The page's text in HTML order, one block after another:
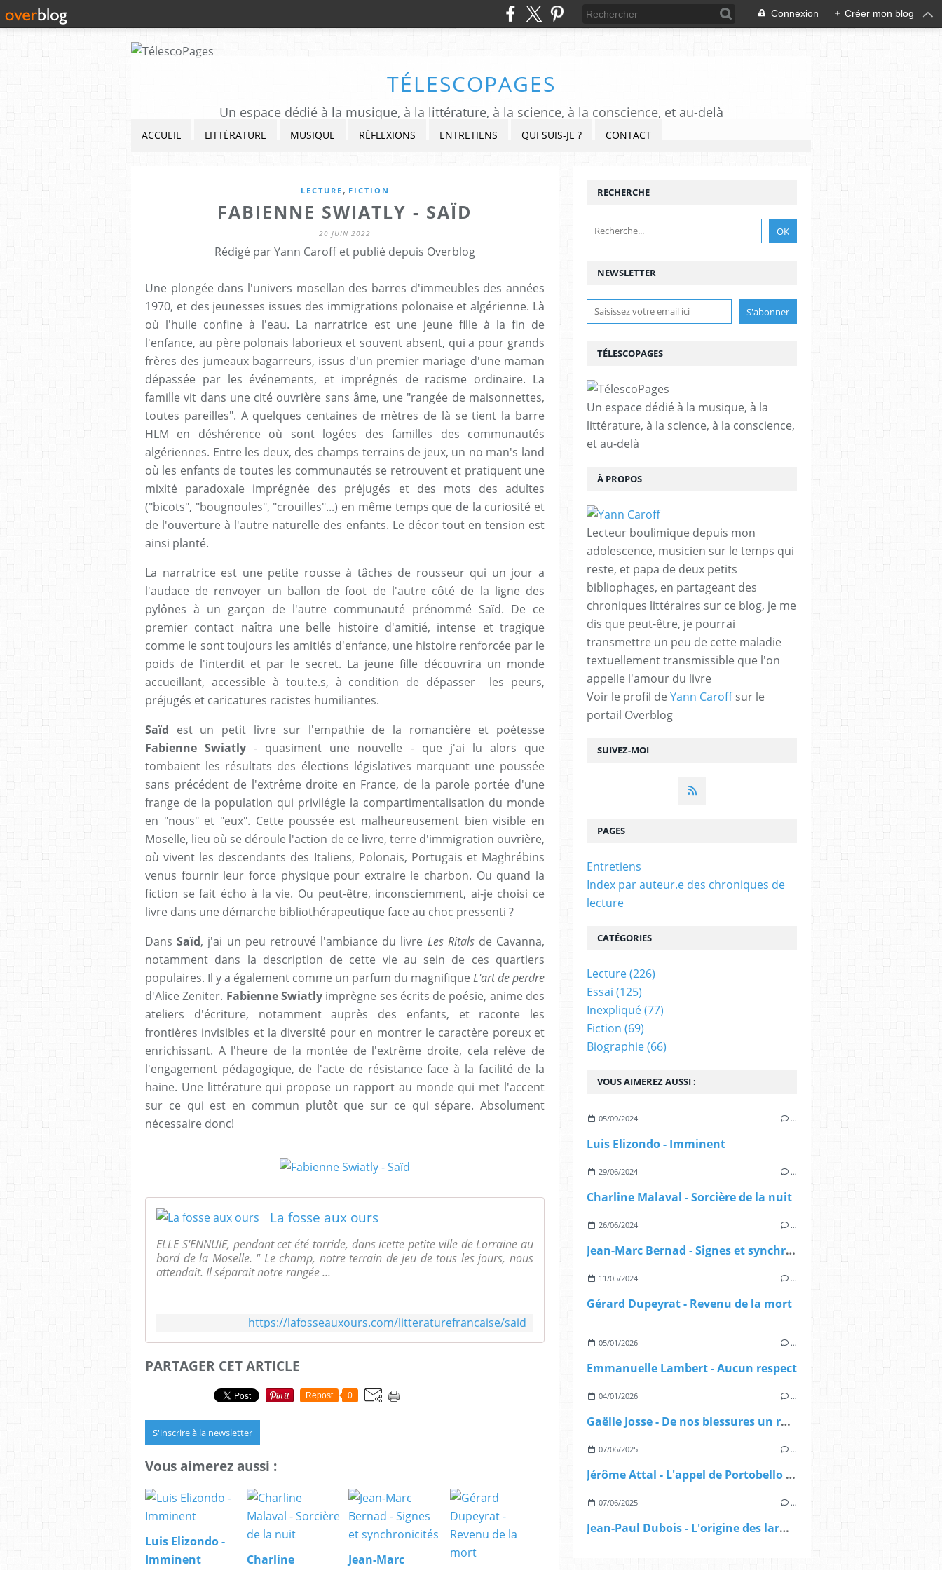
Connexion + Créer mon blog
TÉLESCOPAGES
Un espace dédié à la musique, à la littérature, à la science, à la conscience, et au-delà
ACCUEIL LITTÉRATURE MUSIQUE RÉFLEXIONS ENTRETIENS QUI SUIS-JE ? CONTACT
LECTURE , FICTION
FABIENNE SWIATLY - SAÏD
20 JUIN 2022
Rédigé par Yann Caroff et publié depuis Overblog
Une plongée dans l'univers mosellan des barres d'immeubles des années
1970, et des jeunesses issues des immigrations polonaise et algérienne. Là
où l'huile confine à l'eau. La narratrice est une jeune fille à la fin de
l'enfance, au père polonais laborieux et souvent absent, qui a pour grands
frères des jumeaux bagarreurs, issus d'un premier mariage d'une maman
dépassée par les événements, et imprégnés de racisme ordinaire. La
famille vit dans une cité ouvrière sans âme, une "rangée de maisonnettes,
toutes pareilles". A quelques centaines de mètres de là se tient la barre
HLM en déshérence où sont logées des familles des communautés
algériennes. Entre les deux, des champs terrains de jeux, un no man's land
où les enfants de toutes les communautés se retrouvent et pratiquent une
mixité paradoxale imprégnée des préjugés et des mots des adultes
("bicots", "bougnoules", "crouilles"...) en même temps que de la curiosité et
de l'ouverture à l'autre naturelle des enfants. Le décor tout en tension est
ainsi planté.
La narratrice est une petite rousse à tâches de rousseur qui un jour a
l'audace de renvoyer un ballon de foot de l'autre côté de la ligne des
pylônes à un garçon de l'autre communauté prénommé Saïd. De ce
premier contact naîtra une belle histoire d'amitié, intense et tragique
comme le sont toujours les amitiés d'enfance, une histoire renforcée par le
poids de l'interdit et par le secret. La jeune fille découvrira un monde
accueillant, accessible à tou.te.s, à condition de dépasser les peurs,
préjugés et caricatures racistes humiliantes.
Saïd est un petit livre sur l'empathie de la romancière et poétesse
Fabienne Swiatly- quasiment une nouvelle - que j'ai lu alors que
tombaient les résultats des élections législatives marquant une poussée
sans précédent de l'extrême droite en France, de la parole portée d'une
frange de la population qui privilégie la compartimentalisation du monde
en "nous" et "eux". Cette poussée est malheureusement bien visible en
Moselle, lieu où se déroule l'action de ce livre, terre d'immigration ouvrière,
où vivent les descendants des Italiens, Polonais, Portugais et Maghrébins
venus fournir leur force physique pour extraire le charbon. Ou quand la
fiction se fait écho à la vie. Ou peut-être, inconsciemment, ai-je choisi ce
livre dans une démarche bibliothérapeutique face au choc pressenti ?
DansSaïd, j'ai un peu retrouvé l'ambiance du livre Les Ritalsde Cavanna,
notamment dans la description de cette vie au sein de ces quartiers
populaires. Il y a également comme un parfum du magnifique L'art de perdre
d'Alice Zeniter. Fabienne Swiatlyimprègne ses écrits de poésie, anime des
ateliers d'écriture, notamment auprès des enfants, et raconte les
frontières invisibles et la diversité pour en montrer le caractère poreux et
enrichissant. A l'heure de la montée de l'extrême droite, cela relève de
l'engagement pédagogique, de l'acte de résistance face à la facilité de la
haine. Une littérature qui propose un rapport au monde qui met l'accent
sur ce qui est en commun plutôt que sur ce qui sépare. Absolument
nécessaire donc!
La fosse aux ours
ELLE S'ENNUIE, pendant cet été torride, dans icette petite ville de Lorraine au
bord de la Moselle. " Le champ, notre terrain de jeu de tous les jours, nous
attendait. Il séparait notre rangée ...
https://lafosseauxours.com/litteraturefrancaise/said
PARTAGER CET ARTICLE
Repost 0
S'inscrire à la newsletter
Vous aimerez aussi :
Luis Elizondo -
Imminent
Charline Jean-Marc
NEWSLETTER
SUIVEZ-MOI
RECHERCHE
TÉLESCOPAGES
Un espace dédié à la musique, à la
littérature, à la science, à la conscience,
et au-delà
À PROPOS
Lecteur boulimique depuis mon
adolescence, musicien sur le temps qui
reste, et papa de deux petits
bibliophages, en partageant des
chroniques littéraires sur ce blog, je me
dis que peut-être, je pourrai
transmettre un peu de cette maladie
textuellement transmissible que l'on
appelle l'amour du livre
Voir le profil de Yann Caroffsur le
portail Overblog
VOUS AIMEREZ AUSSI :
05/09/2024 …
Luis Elizondo - Imminent
29/06/2024 …
Charline Malaval - Sorcière de la nuit
26/06/2024 …
Jean-Marc Bernad - Signes et synchronicités
11/05/2024 …
Gérard Dupeyrat - Revenu de la mort
05/01/2026 …
Emmanuelle Lambert - Aucun respect
04/01/2026 …
Gaëlle Josse - De nos blessures un royaume
07/06/2025 …
Jérôme Attal - L'appel de Portobello Road
07/06/2025 …
Jean-Paul Dubois - L'origine des larmes
PAGES
Entretiens
Index par auteur.e des chroniques de
lecture
CATÉGORIES
Lecture(226)
Essai (125)
Inexpliqué(77)
Fiction (69)
Biographie(66)